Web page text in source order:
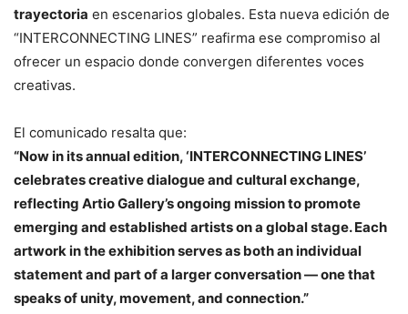
trayectoria en escenarios globales. Esta nueva edición de
“INTERCONNECTING LINES” reafirma ese compromiso al
ofrecer un espacio donde convergen diferentes voces
creativas.
El comunicado resalta que:
“Now in its annual edition, ‘INTERCONNECTING LINES’
celebrates creative dialogue and cultural exchange,
reflecting Artio Gallery’s ongoing mission to promote
emerging and established artists on a global stage. Each
artwork in the exhibition serves as both an individual
statement and part of a larger conversation — one that
speaks of unity, movement, and connection.”